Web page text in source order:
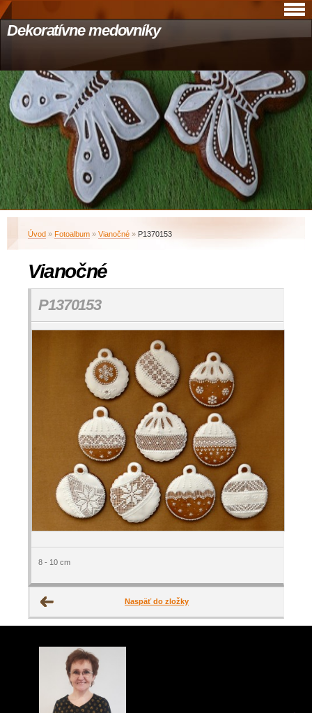
Dekoratívne medovníky
Úvod » Fotoalbum » Vianočné » P1370153
Vianočné
P1370153
8 - 10 cm
Naspäť do zložky